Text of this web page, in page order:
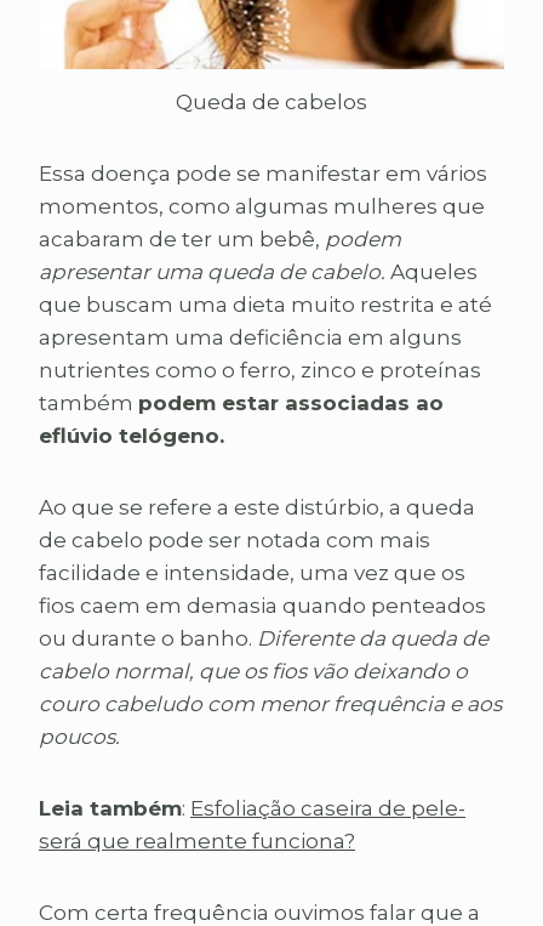
Queda de cabelos
Essa doença pode se manifestar em vários
momentos, como algumas mulheres que
acabaram de ter um bebê, podem
apresentar uma queda de cabelo. Aqueles
que buscam uma dieta muito restrita e até
apresentam uma deficiência em alguns
nutrientes como o ferro, zinco e proteínas
também podem estar associadas ao
eflúvio telógeno.
Ao que se refere a este distúrbio, a queda
de cabelo pode ser notada com mais
facilidade e intensidade, uma vez que os
fios caem em demasia quando penteados
ou durante o banho. Diferente da queda de
cabelo normal, que os fios vão deixando o
couro cabeludo com menor frequência e aos
poucos.
Leia também: Esfoliação caseira de pele-
será que realmente funciona?
Com certa frequência ouvimos falar que a